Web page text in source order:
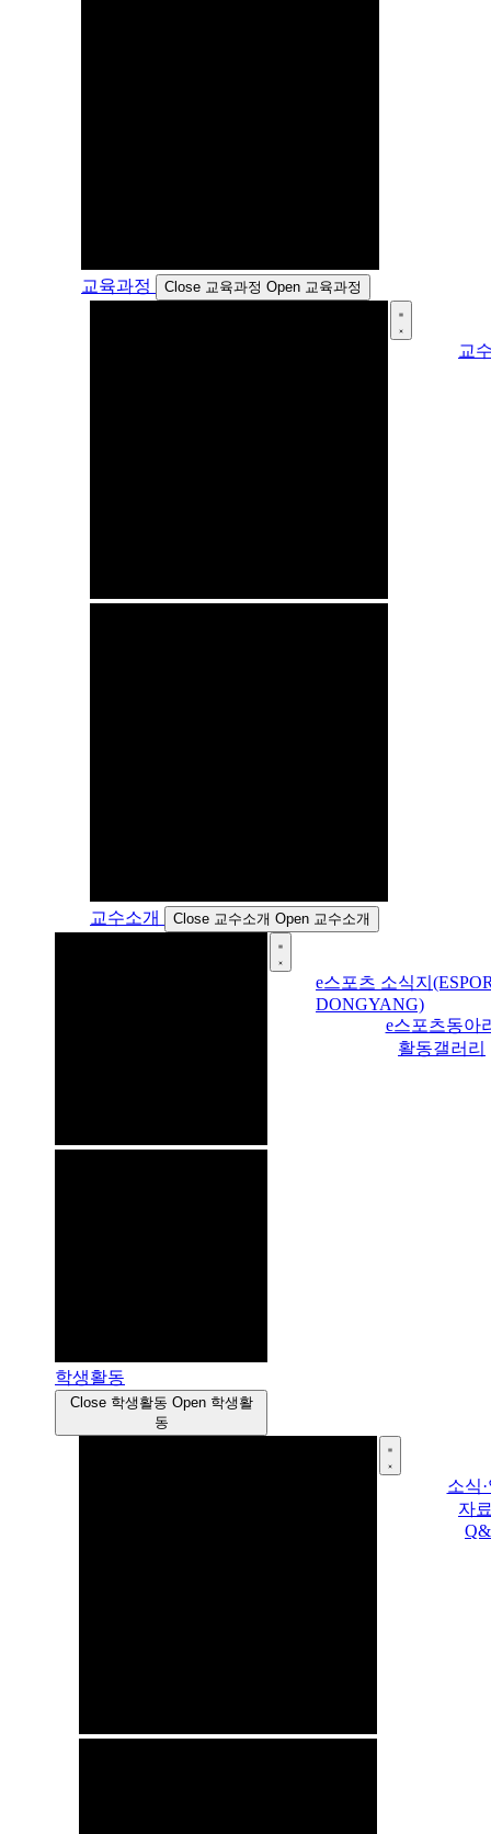
교육과정 Close 교육과정 Open 교육과정
교수소개 Close 교수소개 Open 교수소개
교
학생활동
Close 학생활동 Open 학생활
동
e스포츠 소식지
DONGYANG)
e스포츠동아
활동갤러리
소식
자